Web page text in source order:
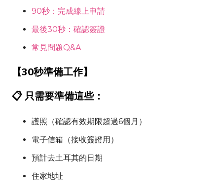
90秒：完成線上申請
最後30秒：確認簽證
常見問題Q&A
【30秒準備工作】
📋 只需要準備這些：
護照（確認有效期限超過6個月）
電子信箱（接收簽證用）
預計去土耳其的日期
住家地址